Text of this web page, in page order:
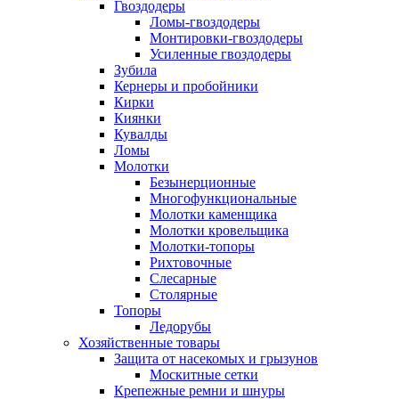
Гвоздодеры
Ломы-гвоздодеры
Монтировки-гвоздодеры
Усиленные гвоздодеры
Зубила
Кернеры и пробойники
Кирки
Киянки
Кувалды
Ломы
Молотки
Безынерционные
Многофункциональные
Молотки каменщика
Молотки кровельщика
Молотки-топоры
Рихтовочные
Слесарные
Столярные
Топоры
Ледорубы
Хозяйственные товары
Защита от насекомых и грызунов
Москитные сетки
Крепежные ремни и шнуры